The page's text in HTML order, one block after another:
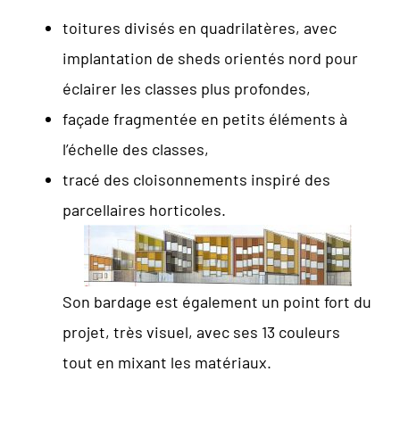
toitures divisés en quadrilatères, avec
implantation de sheds orientés nord pour
éclairer les classes plus profondes,
façade fragmentée en petits éléments à
l’échelle des classes,
tracé des cloisonnements inspiré des
parcellaires horticoles.
Son bardage est également un point fort du
projet, très visuel, avec ses 13 couleurs
tout en mixant les matériaux.